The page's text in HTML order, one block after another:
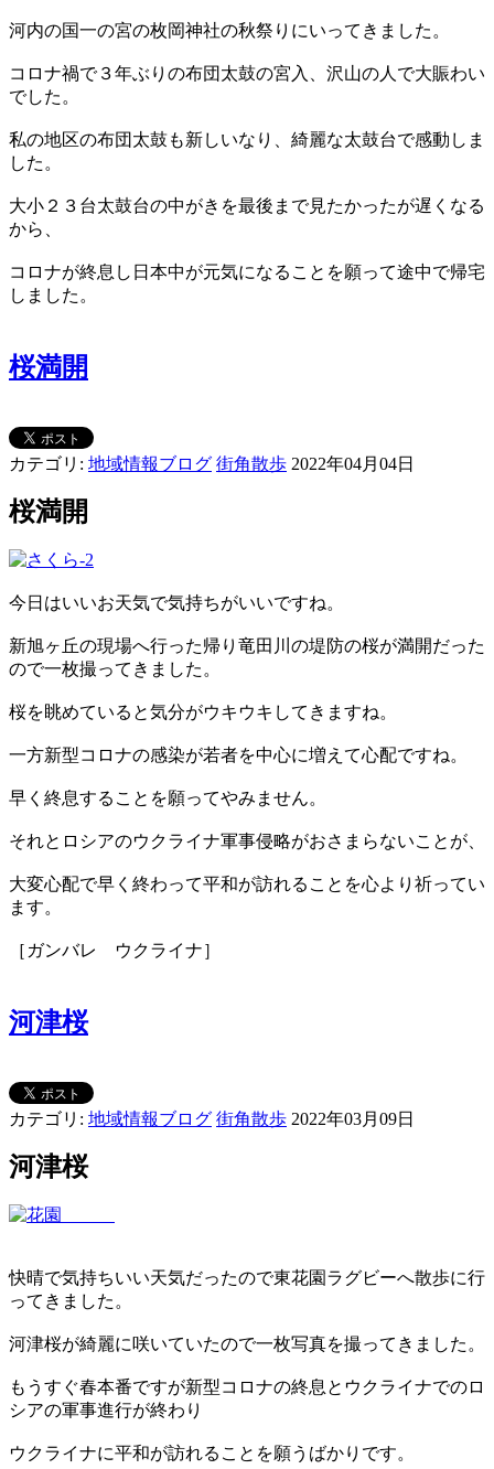
河内の国一の宮の枚岡神社の秋祭りにいってきました。
コロナ禍で３年ぶりの布団太鼓の宮入、沢山の人で大賑わい
でした。
私の地区の布団太鼓も新しいなり、綺麗な太鼓台で感動しま
した。
大小２３台太鼓台の中がきを最後まで見たかったが遅くなる
から、
コロナが終息し日本中が元気になることを願って途中で帰宅
しました。
桜満開
カテゴリ: 地域情報ブログ 街角散歩 2022年04月04日
桜満開
今日はいいお天気で気持ちがいいですね。
新旭ヶ丘の現場へ行った帰り竜田川の堤防の桜が満開だった
ので一枚撮ってきました。
桜を眺めていると気分がウキウキしてきますね。
一方新型コロナの感染が若者を中心に増えて心配ですね。
早く終息することを願ってやみません。
それとロシアのウクライナ軍事侵略がおさまらないことが、
大変心配で早く終わって平和が訪れることを心より祈ってい
ます。
［ガンバレ ウクライナ］
河津桜
カテゴリ: 地域情報ブログ 街角散歩 2022年03月09日
河津桜
快晴で気持ちいい天気だったので東花園ラグビーへ散歩に行
ってきました。
河津桜が綺麗に咲いていたので一枚写真を撮ってきました。
もうすぐ春本番ですが新型コロナの終息とウクライナでのロ
シアの軍事進行が終わり
ウクライナに平和が訪れることを願うばかりです。